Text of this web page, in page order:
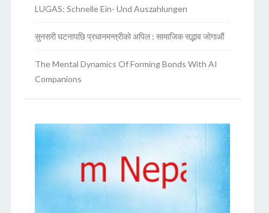
LUGAS: Schnelle Ein- Und Auszahlungen
सुनसरी घटनापछि प्रधानमन्त्रीको अपिल : सामाजिक सद्भाव जोगाऔं
The Mental Dynamics Of Forming Bonds With AI
Companions